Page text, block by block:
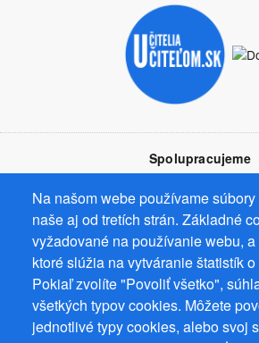
Na našom webe používame
naše aj od tretích strán. Základné
vyžadované na používanie webu,
ktoré slúžia na vytváranie štatistík
Pokiaľ zvolíte "Povoliť všetko",
všetkých typov cookies. Môžete
jednotlivé typy cookies, alebo svoj
Spolupracujeme
Prevádzkovateľ: Mgr. Bc. Žaneta
22 Ostrov, IČ 08993033, DIČ
© 2026
PuzzleWebs